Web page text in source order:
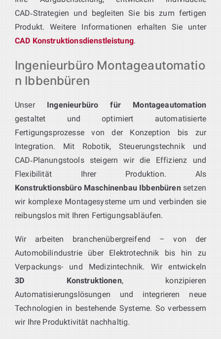
CAD‑Strategien und begleiten Sie bis zum fertigen
Produkt. Weitere Informationen erhalten Sie unter
CAD Konstruktionsdienstleistung.
Ingenieurbüro Montageautomatio
n Ibbenbüren
Unser Ingenieurbüro für Montageautomation
gestaltet und optimiert automatisierte
Fertigungsprozesse von der Konzeption bis zur
Integration. Mit Robotik, Steuerungstechnik und
CAD‑Planungstools steigern wir die Effizienz und
Flexibilität Ihrer Produktion. Als
Konstruktionsbüro Maschinenbau Ibbenbürensetzen
wir komplexe Montagesysteme um und verbinden sie
reibungslos mit Ihren Fertigungsabläufen.
Wir arbeiten branchenübergreifend – von der
Automobilindustrie über Elektrotechnik bis hin zu
Verpackungs- und Medizintechnik. Wir entwickeln
3D Konstruktionen, konzipieren
Automatisierungslösungen und integrieren neue
Technologien in bestehende Systeme. So verbessern
wir Ihre Produktivität nachhaltig.